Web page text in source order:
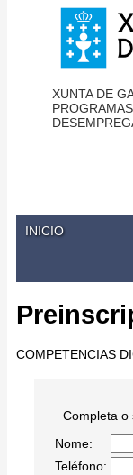
XUNTA DE
INICIO
COMPETENCIAS
Completa o
Nome:
Teléfono: